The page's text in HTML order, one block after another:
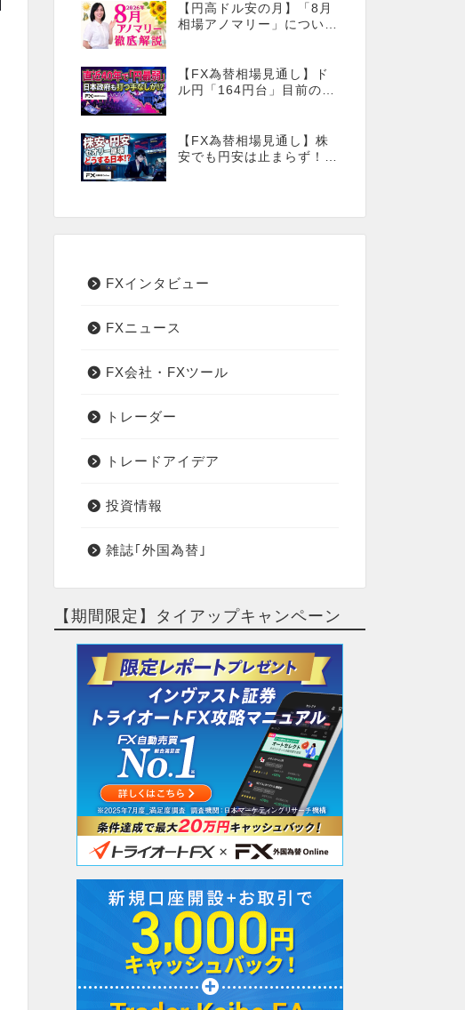
【円高ドル安の月】「8月
相場アノマリー」について
【FX為替相場見通し】ド
ル円「164円台」目前の攻
【FX為替相場見通し】株
安でも円安は止まらず！こ
FXインタビュー
FXニュース
FX会社・FXツール
トレーダー
トレードアイデア
投資情報
雑誌｢外国為替｣
【期間限定】タイアップキャンペーン